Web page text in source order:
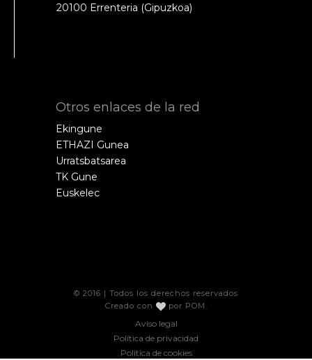
20100 Errenteria (Gipuzkoa)
Otros enlaces de la red
Ekingune
ETHAZI Gunea
Urratsbatsarea
TK Gune
Euskelec
© 2016 | Todos los derechos reservados
Creado con
por POM
Aviso legal
Política de privacidad
Política de cookies